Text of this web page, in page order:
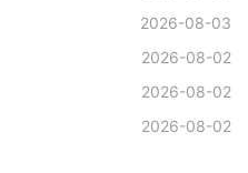
2026-08-03
2026-08-02
2026-08-02
2026-08-02